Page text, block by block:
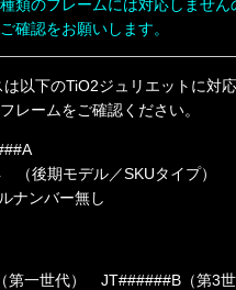
類のフレームには対応しませ
確認をお願いします。
は以下のTiO2ジュリエットに対
レームをご確認ください。
（後期モデル／SKUタイプ）
ナンバー無し
第一世代） JT######B（第3世